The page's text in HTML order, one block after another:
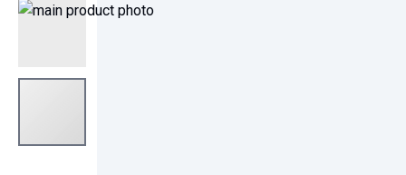
Vai
della
immagini